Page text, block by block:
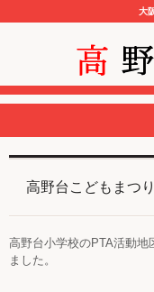
高野台剣友
大
高野台こどもまつ
高野台小学校のPTA活動地
ました。